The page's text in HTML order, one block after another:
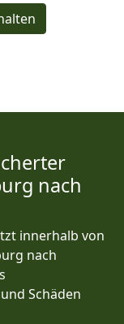
nach
innerhalb von
nach
Schäden